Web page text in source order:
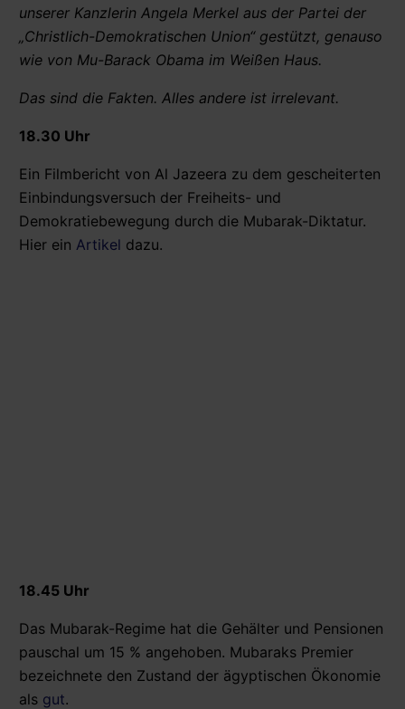
unserer Kanzlerin Angela Merkel aus der Partei der
„Christlich-Demokratischen Union“ gestützt, genauso
wie von Mu-Barack Obama im Weißen Haus.
Das sind die Fakten. Alles andere ist irrelevant.
18.30 Uhr
Ein Filmbericht von Al Jazeera zu dem gescheiterten
Einbindungsversuch der Freiheits- und
Demokratiebewegung durch die Mubarak-Diktatur.
Hier ein Artikel dazu.
18.45 Uhr
Das Mubarak-Regime hat die Gehälter und Pensionen
pauschal um 15 % angehoben. Mubaraks Premier
bezeichnete den Zustand der ägyptischen Ökonomie
als gut.